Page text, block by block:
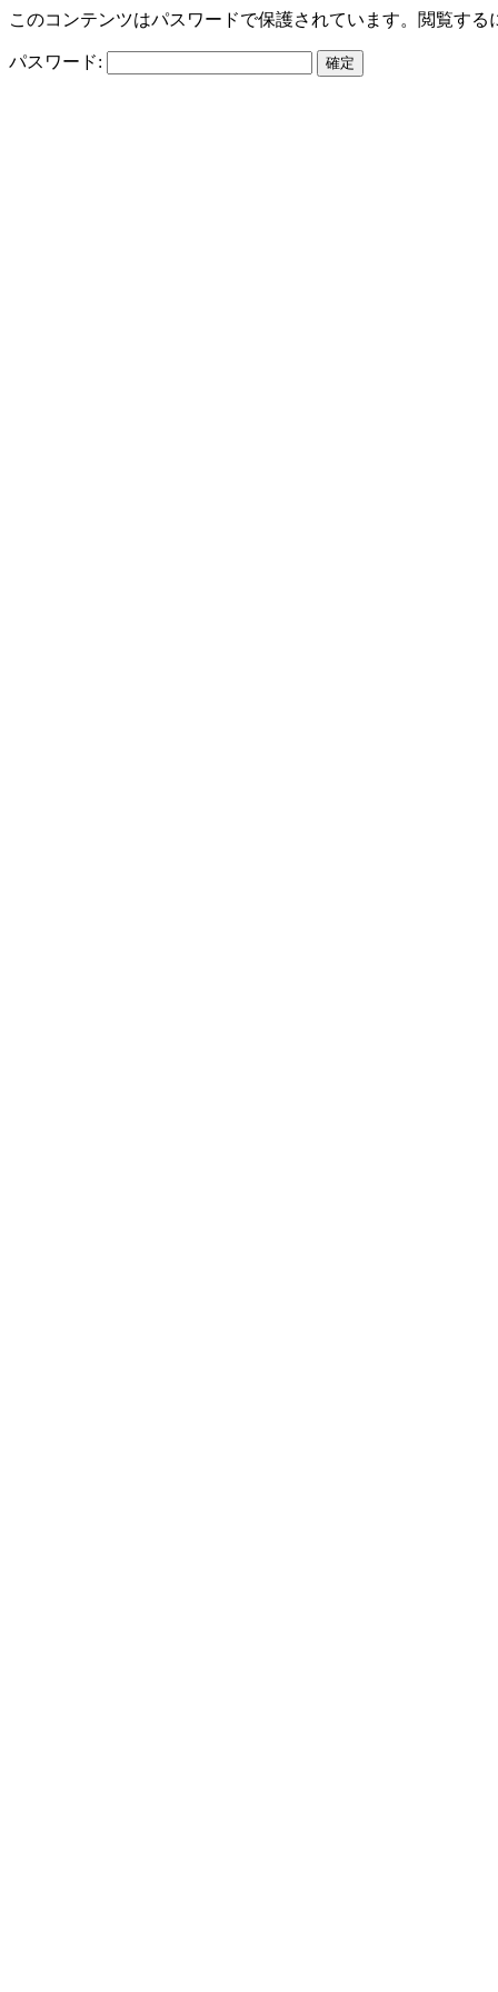
このコンテンツはパスワードで保護されています。閲覧す
パスワード: